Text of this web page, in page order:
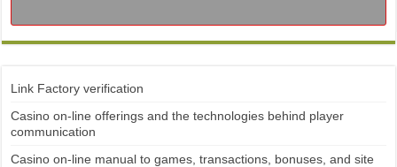
Link Factory verification
Casino on-line offerings and the technologies behind player
communication
Casino on-line manual to games, transactions, bonuses, and site